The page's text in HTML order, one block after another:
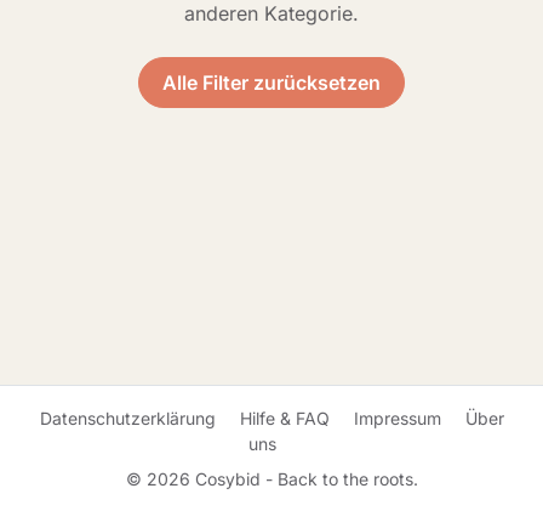
anderen Kategorie.
Alle Filter zurücksetzen
Datenschutzerklärung Hilfe & FAQ Impressum
Über
uns
© 2026 Cosybid - Back to the roots.